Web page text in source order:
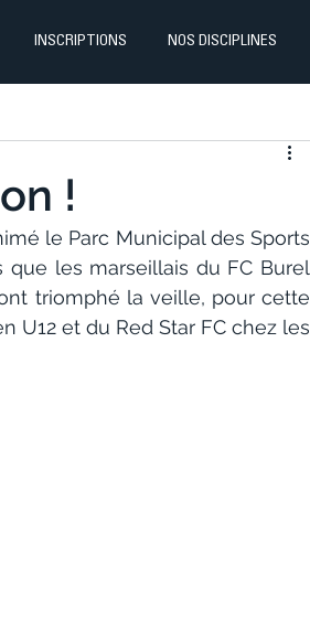
INSCRIPTIONS NOS DISCIPLINES
!
le Parc Municipal des Sports
les marseillais du FC Burel
triomphé la veille, pour cette
U12 et du Red Star FC chez les